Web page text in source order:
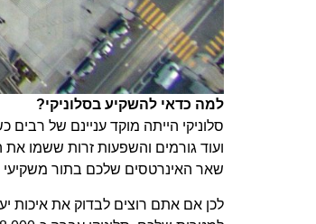
למה כדאי להשקיע בסלוניקי?
סלוניקי הייתה מוקד עניינם של
ועוד גורמים והשפעות זרות ששמו
שאר האינרטסים שלכם בתור משקיעי
לכן אם אתם רוצים לבדוק את איכות